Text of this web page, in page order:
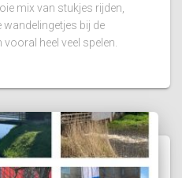
mix van stukjes rijden,
wandelingetjes bij de
heel veel spelen.